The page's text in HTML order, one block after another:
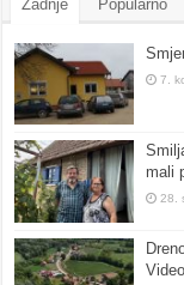
Zadnje Popularno
7.
mali
28.
Video